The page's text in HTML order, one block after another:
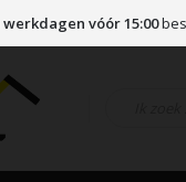
werkdagen vóór 15:00